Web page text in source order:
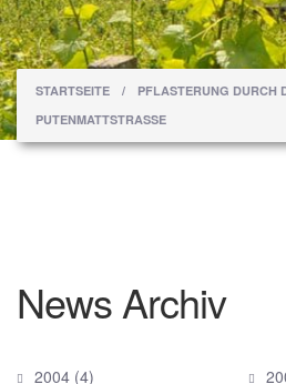
Sie sind hier
STARTSEITE /
PFLASTERUNG DURCH
PUTENMATTSTRASSE
News Archiv
2004 (4)